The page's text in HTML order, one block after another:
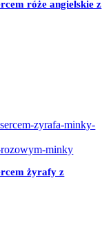
róże angielskie z
żyrafy z